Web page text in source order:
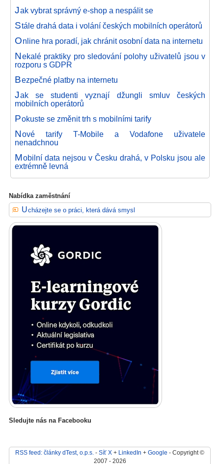
Jak vybrat správný e-shop a nespálit se
Stále drahá data i volání českých mobilních operátorů
Online hra poradí, jak chránit osobní data na internetu
Nekalé praktiky pro sledování polohy uživatelů jsou v
rozporu s GDPR
Bezpečné platby na internetu
Jak se studenti vyznají džungli smluv českých
mobilních operátorů
Pokuste se změnit trh s mobilními tarify
Nové tarify T-Mobile a Vodafone uživatele
nenadchnou
Mobilní data nejsou v Česku drahá, v Polsku jsou ale
extrémně levná
Nabídka zaměstnání
Ucházejte se o práci, která dává smysl
Sledujte nás na Facebooku
RSS feed: články dTest, o.p.s. - Síť X + LinkedIn + Google - Copyright ©
2007 - 2026